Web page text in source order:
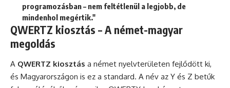
programozásban – nem feltétlenül a legjobb, de
mindenhol megértik."
QWERTZ kiosztás – A német-magyar
megoldás
A QWERTZ kiosztás a német nyelvterületen fejlődött ki,
és Magyarországon is ez a standard. A név az Y és Z betűk